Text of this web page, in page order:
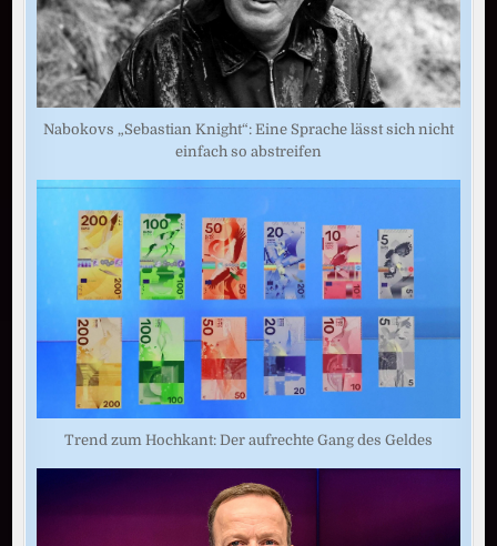
Nabokovs „Sebastian Knight“: Eine Sprache lässt sich nicht
einfach so abstreifen
Trend zum Hochkant: Der aufrechte Gang des Geldes